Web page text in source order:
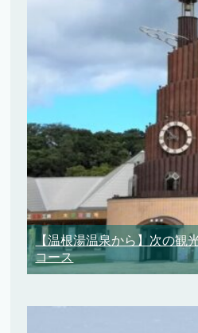
【温根湯温泉から】次の観
コース